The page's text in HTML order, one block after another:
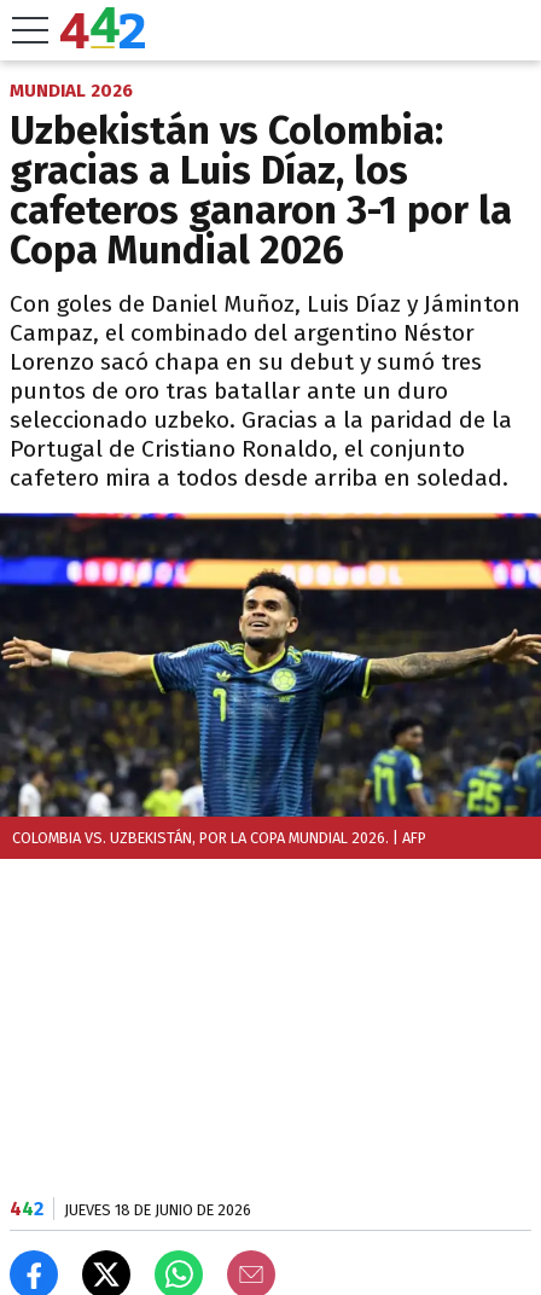
MUNDIAL 2026
Uzbekistán vs Colombia:
gracias a Luis Díaz, los
cafeteros ganaron 3-1 por la
Copa Mundial 2026
Con goles de Daniel Muñoz, Luis Díaz y Jáminton
Campaz, el combinado del argentino Néstor
Lorenzo sacó chapa en su debut y sumó tres
puntos de oro tras batallar ante un duro
seleccionado uzbeko. Gracias a la paridad de la
Portugal de Cristiano Ronaldo, el conjunto
cafetero mira a todos desde arriba en soledad.
COLOMBIA VS. UZBEKISTÁN, POR LA COPA MUNDIAL 2026. | AFP
442 JUEVES 18 DE JUNIO DE 2026